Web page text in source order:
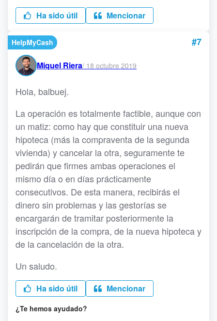
Ha sido útil Mencionar
HelpMyCash #7
Miquel Riera/ 18 octubre 2019
Hola, balbuej.
La operación es totalmente factible, aunque con
un matiz: como hay que constituir una nueva
hipoteca (más la compraventa de la segunda
vivienda) y cancelar la otra, seguramente te
pedirán que firmes ambas operaciones el
mismo día o en días prácticamente
consecutivos. De esta manera, recibirás el
dinero sin problemas y las gestorías se
encargarán de tramitar posteriormente la
inscripción de la compra, de la nueva hipoteca y
de la cancelación de la otra.
Un saludo.
Ha sido útil Mencionar
¿Te hemos ayudado?